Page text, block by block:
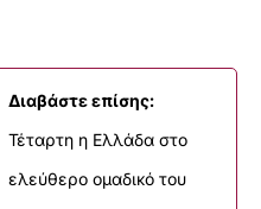
Διαβάστε επίσης:
Τέταρτη η Ελλάδα στο
ελεύθερο ομαδικό του